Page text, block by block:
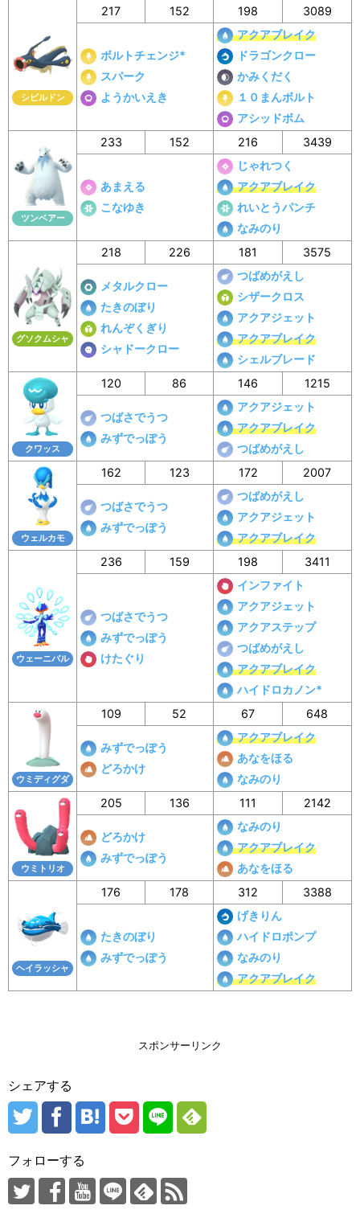
シビルドン
217 152 198 3089
ボルトチェンジ*
スパーク
ようかいえき
アクアブレイク
ドラゴンクロー
かみくだく
１０まんボルト
アシッドボム
ツンベアー
233 152 216 3439
あまえる
こなゆき
じゃれつく
アクアブレイク
れいとうパンチ
なみのり
グソクムシャ
218 226 181 3575
メタルクロー
たきのぼり
れんぞくぎり
シャドークロー
つばめがえし
シザークロス
アクアジェット
アクアブレイク
シェルブレード
クワッス
120 86 146 1215
つばさでうつ
みずでっぽう
アクアジェット
アクアブレイク
つばめがえし
ウェルカモ
162 123 172 2007
つばさでうつ
みずでっぽう
つばめがえし
アクアジェット
アクアブレイク
ウェーニバル
236 159 198 3411
つばさでうつ
みずでっぽう
けたぐり
インファイト
アクアジェット
アクアステップ
つばめがえし
アクアブレイク
ハイドロカノン*
ウミディグダ
109 52 67 648
みずでっぽう
どろかけ
アクアブレイク
あなをほる
なみのり
ウミトリオ
205 136 111 2142
どろかけ
みずでっぽう
なみのり
アクアブレイク
あなをほる
ヘイラッシャ
176 178 312 3388
たきのぼり
みずでっぽう
げきりん
ハイドロポンプ
なみのり
アクアブレイク
スポンサーリンク
シェアする
フォローする